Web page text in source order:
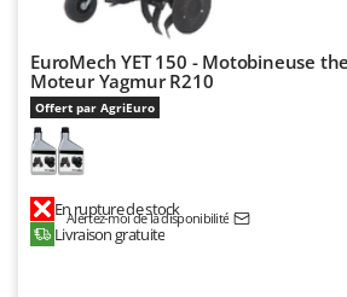
EuroMech YET 150 - Motobineuse
Moteur Yagmur R210
Offert par AgriEuro
En rupture de stock
Alertez-moi de la disponibilité
Livraison gratuite